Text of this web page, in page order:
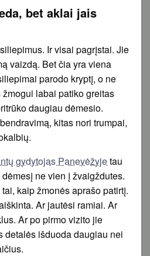
bet aklai jais
Ir visai pagrįstai. Jie
vaizdą. Bet čia yra viena
parodo kryptį, o ne
labai patiko greitas
daugiau dėmesio.
kitas nori trumpai,
gydytojas Panevėžyjetau
ne vien į žvaigždutes.
kaip žmonės aprašo patirtį.
Ar jautėsi ramiai. Ar
Ar po pirmo vizito jie
detalės išduoda daugiau nei